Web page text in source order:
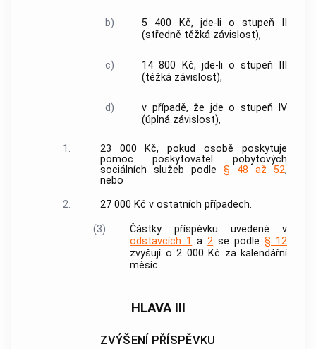
b)
5 400 Kč, jde-li o stupeň II
(středně těžká závislost),
c)
14 800 Kč, jde-li o stupeň III
(těžká závislost),
d)
v případě, že jde o stupeň IV
(úplná závislost),
1.
23 000 Kč, pokud osobě poskytuje
pomoc poskytovatel pobytových
sociálních služeb podle § 48 až 52,
nebo
2.
27 000 Kč v ostatních případech.
(3)
Částky příspěvku uvedené v
odstavcích 1 a2 se podle§ 12
zvyšují o 2 000 Kč za kalendářní
měsíc.
HLAVA III
ZVÝŠENÍ PŘÍSPĚVKU